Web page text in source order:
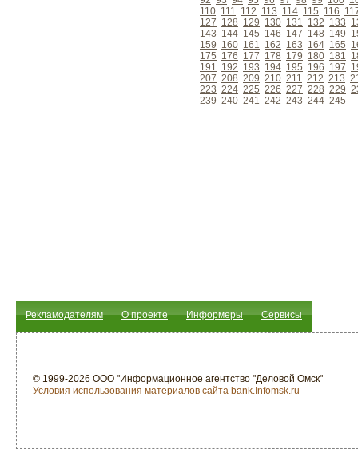
110 111 112 113 114 115 116
127 128 129 130 131 132 133
143 144 145 146 147 148 149
159 160 161 162 163 164 165
175 176 177 178 179 180 181
191 192 193 194 195 196 197
207 208 209 210 211 212 213
223 224 225 226 227 228 229
239 240 241 242 243 244 245
Рекламодателям О проекте Информеры Сервисы
© 1999-2026 ООО "Информационное агентство "Деловой Омск"
Условия использования материалов сайта bank.Infomsk.ru